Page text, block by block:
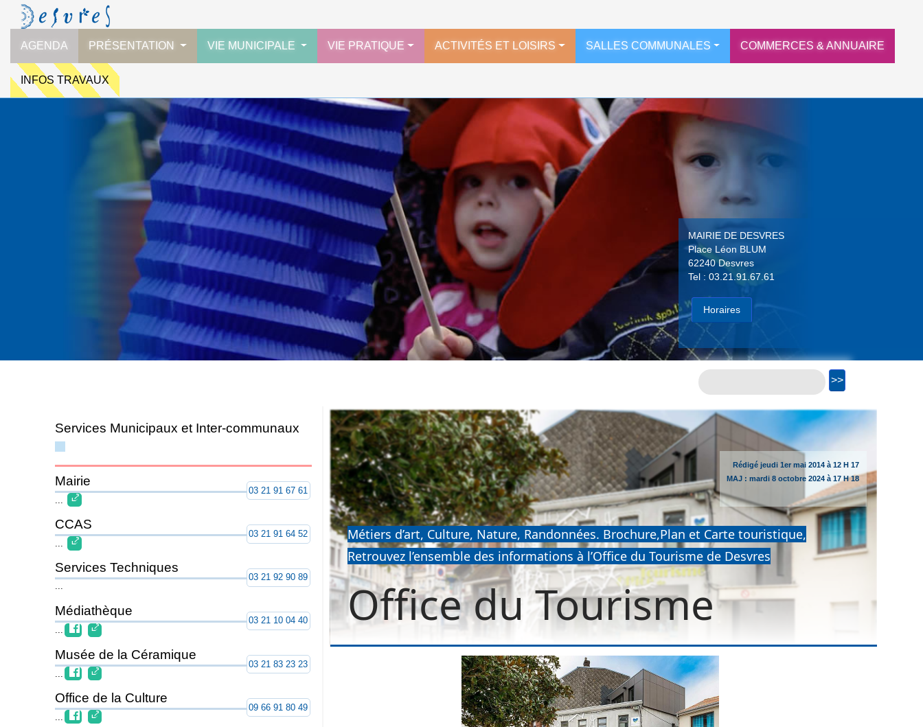
AGENDA PRÉSENTATION VIE MUNICIPALE VIE PRATIQUE ACTIVITÉS ET LOISIRS SALLES COMMUNALES COMMERCES & ANNUAIRE
INFOS TRAVAUX
MAIRIE DE DESVRES
Place Léon BLUM
62240 Desvres
Tel : 03.21.91.67.61
Horaires
Rédigéjeudi 1er mai 2014 à 12 H 17
MAJ :mardi 8 octobre 2024 à 17 H 18
Métiers d’art, Culture, Nature, Randonnées. Brochure,Plan et Carte touristique,
Retrouvez l’ensemble des informations à l’Office du Tourisme de Desvres
Office du Tourisme
Services Municipaux et Inter-communaux
Mairie
03 21 91 67 61
CCAS
03 21 91 64 52
Services Techniques
...
03 21 92 90 89
Médiathèque
...
03 21 10 04 40
Musée de la Céramique
03 21 83 23 23
Office de la Culture
09 66 91 80 49